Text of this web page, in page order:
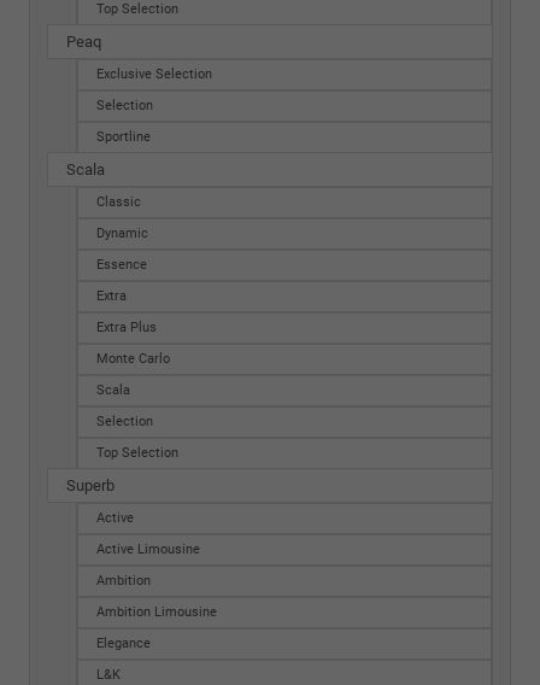
Top Selection
Peaq
Exclusive Selection
Selection
Sportline
Scala
Classic
Dynamic
Essence
Extra
Extra Plus
Monte Carlo
Scala
Selection
Top Selection
Superb
Active
Active Limousine
Ambition
Ambition Limousine
Elegance
L&K